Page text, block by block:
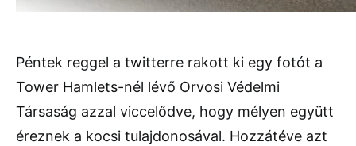
Péntek reggel a twitterre rakott ki egy fotót a
Tower Hamlets-nél lévő Orvosi Védelmi
Társaság azzal viccelődve, hogy mélyen együtt
éreznek a kocsi tulajdonosával. Hozzátéve azt